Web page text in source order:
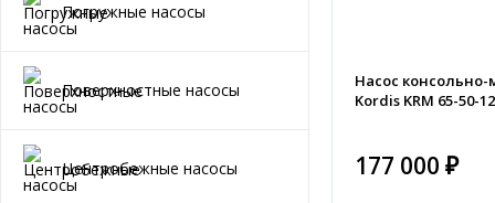
Погружные насосы
Поверхностные насосы
Центробежные насосы
Насос
Kordis KRM 65-50-
177 000 ₽